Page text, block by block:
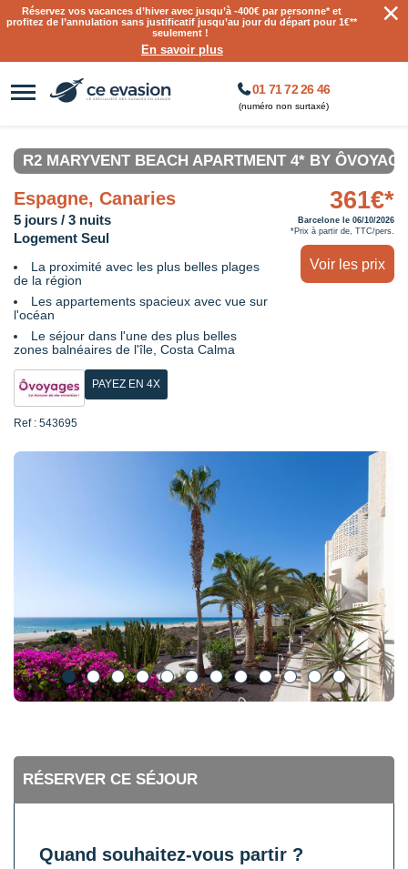
Réservez vos vacances d’hiver avec jusqu’à-400€ par personne* et
profitez de l’annulation sans justificatif jusqu’au jour du départ pour 1€**
seulement !
En savoir plus
×
01 71 72 26 46
(numéro non surtaxé)
R2 MARYVENT BEACH APARTMENT 4* BY
Espagne, Canaries
5 jours / 3 nuits
Logement Seul
La proximité avec les plus belles plages
de la région
Les appartements spacieux avec vue sur
l'océan
Le séjour dans l'une des plus belles
zones balnéaires de l'île, Costa Calma
PAYEZ EN 4X
Ref : 543695
361€*
Barcelone le 06/10/2026
*Prix à partir de, TTC/pers.
Voir les prix
RÉSERVER CE SÉJOUR
Quand souhaitez-vous partir ?